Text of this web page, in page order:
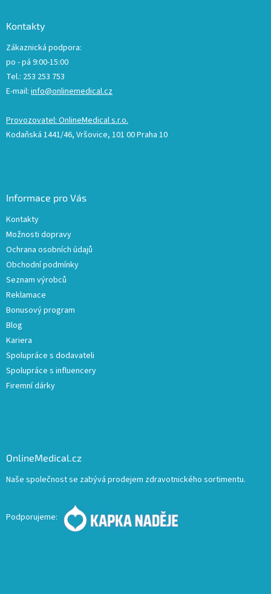
Kontakty
Zákaznická podpora:
po - pá 9:00-15:00
Tel.: 253 253 753
E-mail: info@onlinemedical.cz
Provozovatel: OnlineMedical s.r.o.
Kodaňská 1441/46, Vršovice, 101 00 Praha 10
Informace pro Vás
Kontakty
Možnosti dopravy
Ochrana osobních údajů
Obchodní podmínky
Seznam výrobců
Reklamace
Bonusový program
Blog
Kariera
Spolupráce s dodavateli
Spolupráce s influencery
Firemní dárky
OnlineMedical.cz
Naše společnost se zabývá prodejem zdravotnického sortimentu.
Podporujeme: